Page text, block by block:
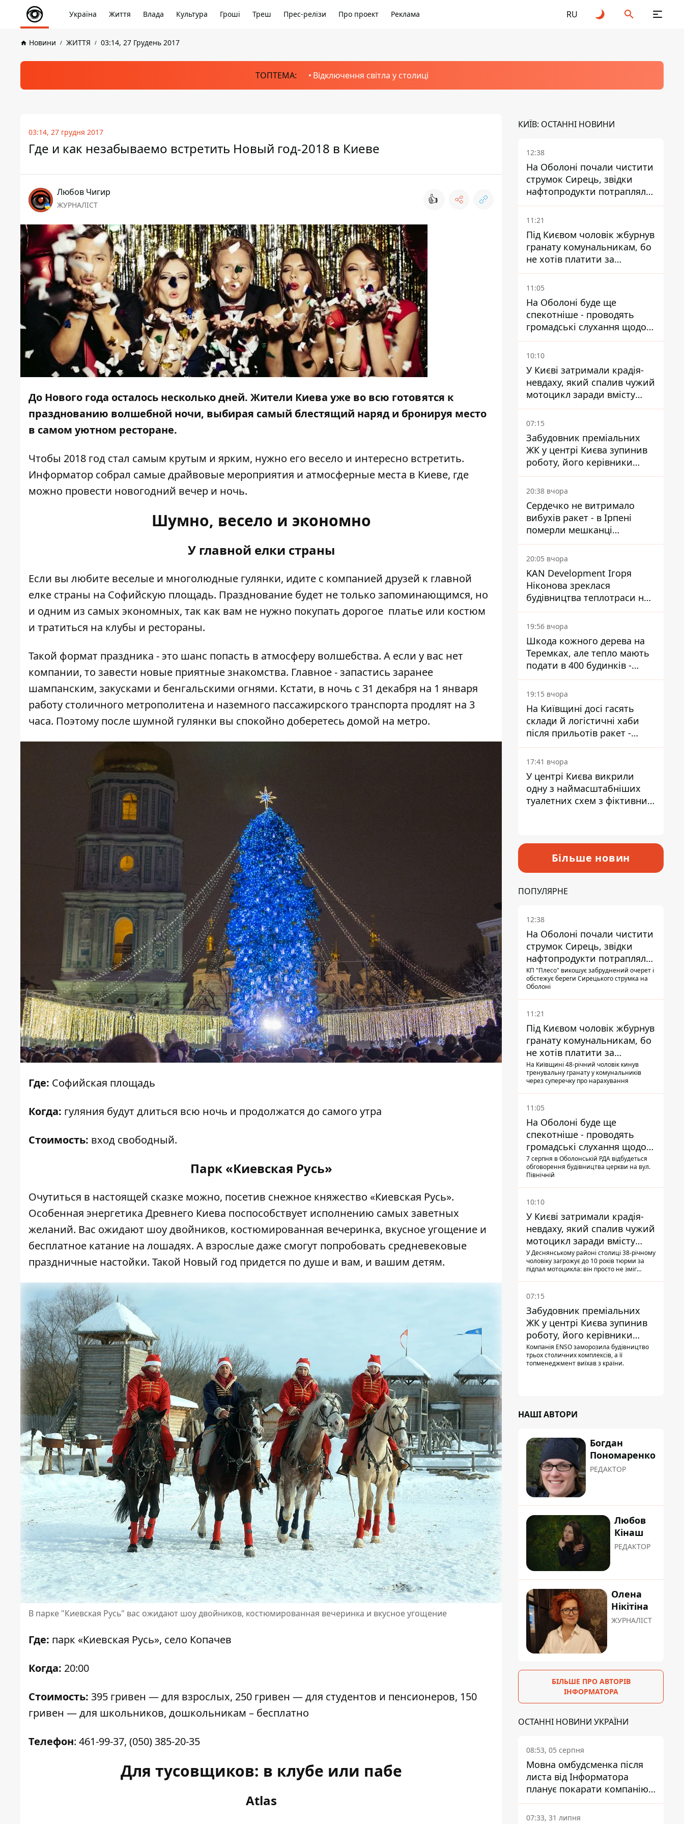
Україна Життя Влада Культура Гроші Треш Прес-релізи Про проект Реклама RU
Новини ЖИТТЯ 03:14, 27 Грудень 2017
ТОПТЕМА: Відключення світла у столиці
03:14, 27 грудня 2017
Где и как незабываемо встретить Новый год-2018 в Киеве
Любов Чигир
ЖУРНАЛІСТ 👍
До Нового года осталось несколько дней. Жители Киева уже во всю готовятся к
празднованию волшебной ночи, выбирая самый блестящий наряд и бронируя место
в самом уютном ресторане.
Чтобы 2018 год стал самым крутым и ярким, нужно его весело и интересно встретить.
Информатор собрал самые драйвовые мероприятия и атмосферные места в Киеве, где
можно провести новогодний вечер и ночь.
Шумно, весело и экономно
У главной елки страны
Если вы любите веселые и многолюдные гулянки, идите с компанией друзей к главной
елке страны на Софийскую площадь. Празднование будет не только запоминающимся, но
и одним из самых экономных, так как вам не нужно покупать дорогое платье или костюм
и тратиться на клубы и рестораны.
Такой формат праздника - это шанс попасть в атмосферу волшебства. А если у вас нет
компании, то завести новые приятные знакомства. Главное - запастись заранее
шампанским, закусками и бенгальскими огнями. Кстати, в ночь с 31 декабря на 1 января
работу столичного метрополитена и наземного пассажирского транспорта продлят на 3
часа. Поэтому после шумной гулянки вы спокойно доберетесь домой на метро.
Где: Софийская площадь
Когда: гуляния будут длиться всю ночь и продолжатся до самого утра
Стоимость: вход свободный.
Парк «Киевская Русь»
Очутиться в настоящей сказке можно, посетив снежное княжество «Киевская Русь».
Особенная энергетика Древнего Киева поспособствует исполнению самых заветных
желаний. Вас ожидают шоу двойников, костюмированная вечеринка, вкусное угощение и
бесплатное катание на лошадях. А взрослые даже смогут попробовать средневековые
праздничные настойки. Такой Новый год придется по душе и вам, и вашим детям.
В парке "Киевская Русь" вас ожидают шоу двойников, костюмированная вечеринка и вкусное угощение
Где: парк «Киевская Русь», село Копачев
Когда: 20:00
Стоимость: 395 гривен — для взрослых, 250 гривен — для студентов и пенсионеров, 150
гривен — для школьников, дошкольникам – бесплатно
Телефон: 461-99-37, (050) 385-20-35
Для тусовщиков: в клубе или пабе
Atlas
КИЇВ: ОСТАННІ НОВИНИ
12:38
На Оболоні почали чистити
струмок Сирець, звідки
нафтопродукти потрапляли
до озер
11:21
Під Києвом чоловік жбурнув
гранату комунальникам, бо
не хотів платити за
квитанціями
11:05
На Оболоні буде ще
спекотніше - проводять
громадські слухання щодо
храму УГКЦ на Північній
10:10
У Києві затримали крадія-
невдаху, який спалив чужий
мотоцикл заради вмісту
багажника
07:15
Забудовник преміальних
ЖК у центрі Києва зупинив
роботу, його керівники
втекли з України - Bihus.info
20:38 вчора
Сердечко не витримало
вибухів ракет - в Ірпені
померли мешканці
притулку для собак з
інвалідністю
20:05 вчора
KAN Development Ігоря
Ніконова зреклася
будівництва теплотраси на
Теремках
19:56 вчора
Шкода кожного дерева на
Теремках, але тепло мають
подати в 400 будинків -
депутатка Київради
19:15 вчора
На Київщині досі гасять
склади й логістичні хаби
після прильотів ракет -
ДСНС
17:41 вчора
У центрі Києва викрили
одну з наймасштабніших
туалетних схем з фіктивним
Більше новин
ПОПУЛЯРНЕ
12:38
На Оболоні почали чистити
струмок Сирець, звідки
нафтопродукти потрапляли
до озер
КП "Плесо" викошує забруднений очерет і
обстежує береги Сирецького струмка на
Оболоні
11:21
Під Києвом чоловік жбурнув
гранату комунальникам, бо
не хотів платити за
квитанціями
На Київщині 48-річний чоловік кинув
тренувальну гранату у комунальників
через суперечку про нарахування
11:05
На Оболоні буде ще
спекотніше - проводять
громадські слухання щодо
храму УГКЦ на Північній
7 серпня в Оболонській РДА відбудеться
обговорення будівництва церкви на вул.
Північній
10:10
У Києві затримали крадія-
невдаху, який спалив чужий
мотоцикл заради вмісту
багажника
У Деснянському районі столиці 38-річному
чоловіку загрожує до 10 років тюрми за
підпал мотоцикла: він просто не зміг
07:15
Забудовник преміальних
ЖК у центрі Києва зупинив
роботу, його керівники
втекли з України - Bihus.info
Компанія ENSO заморозила будівництво
трьох столичних комплексів, а її
топменеджмент виїхав з країни.
НАШІ АВТОРИ
Богдан
Пономаренко
РЕДАКТОР
Любов
Кінаш
РЕДАКТОР
Олена
Нікітіна
ЖУРНАЛІСТ
БІЛЬШЕ ПРО АВТОРІВ
ІНФОРМАТОРА
ОСТАННІ НОВИНИ УКРАЇНИ
08:53, 05 серпня
Мовна омбудсменка після
листа від Інформатора
планує покарати компанію-
підрядника ПриватБанку
07:33, 31 липня